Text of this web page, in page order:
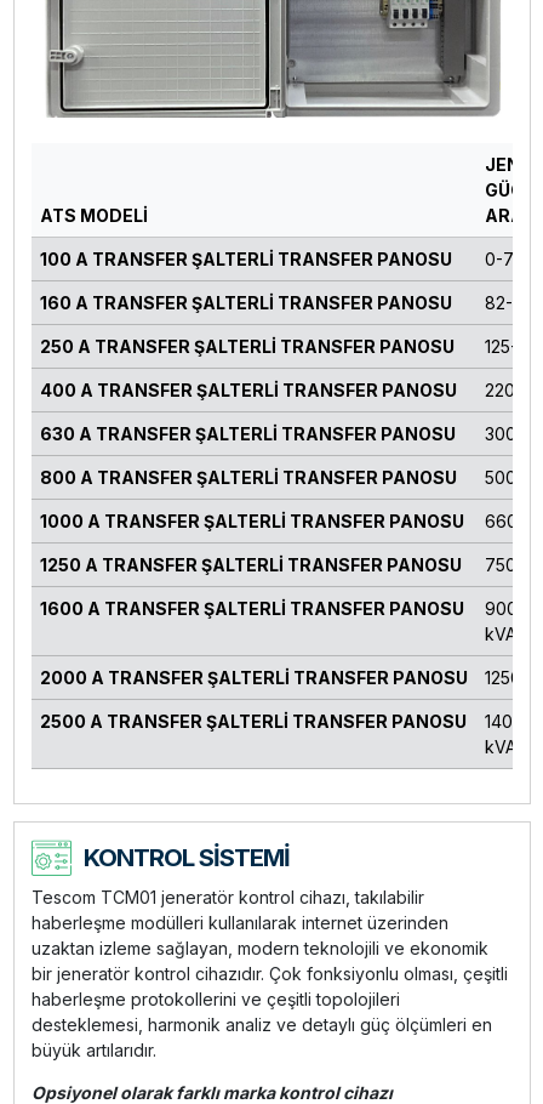
ATS MODELİ
GÜÇ
100 A TRANSFER ŞALTERLİ TRANSFER PANOSU 0-70
160 A TRANSFER ŞALTERLİ TRANSFER PANOSU 82-124
250 A TRANSFER ŞALTERLİ TRANSFER PANOSU 125-
400 A TRANSFER ŞALTERLİ TRANSFER PANOSU 220-
630 A TRANSFER ŞALTERLİ TRANSFER PANOSU 300-
800 A TRANSFER ŞALTERLİ TRANSFER PANOSU 500-
1000 A TRANSFER ŞALTERLİ TRANSFER PANOSU 660-
1250 A TRANSFER ŞALTERLİ TRANSFER PANOSU 750-
1600 A TRANSFER ŞALTERLİ TRANSFER PANOSU
900-
kVA
2000 A TRANSFER ŞALTERLİ TRANSFER PANOSU 1250
2500 A TRANSFER ŞALTERLİ TRANSFER PANOSU
1400-
kVA
KONTROL SİSTEMİ
Tescom TCM01 jeneratör kontrol cihazı, takılabilir
haberleşme modülleri kullanılarak internet üzerinden
uzaktan izleme sağlayan, modern teknolojili ve ekonomik
bir jeneratör kontrol cihazıdır. Çok fonksiyonlu olması, çeşitli
haberleşme protokollerini ve çeşitli topolojileri
desteklemesi, harmonik analiz ve detaylı güç ölçümleri en
büyük artılarıdır.
Opsiyonel olarak farklı marka kontrol cihazı